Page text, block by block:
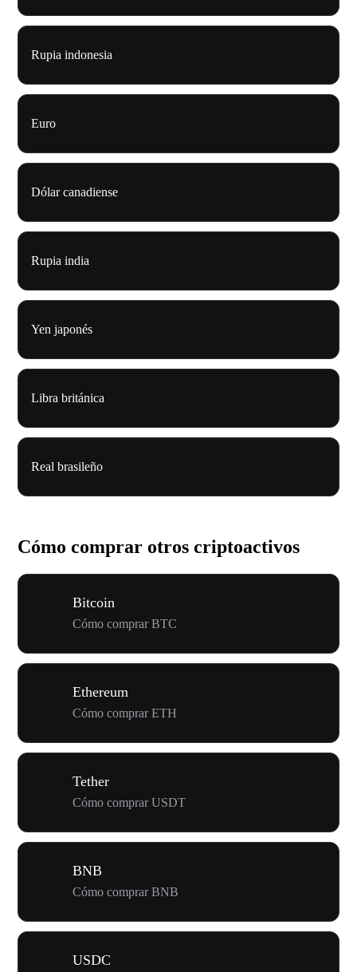
Rupia indonesia
Euro
Dólar canadiense
Rupia india
Yen japonés
Libra británica
Real brasileño
Cómo comprar otros criptoactivos
Bitcoin
Cómo comprar BTC
Ethereum
Cómo comprar ETH
Tether
Cómo comprar USDT
BNB
Cómo comprar BNB
USDC